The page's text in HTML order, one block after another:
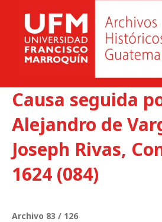
Causa seguida
Alejandro de
Joseph Rivas,
1624 (084)
Archivo 83 / 126